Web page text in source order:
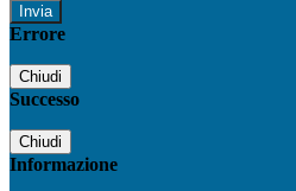
Errore
Chiudi
Successo
Chiudi
Informazione